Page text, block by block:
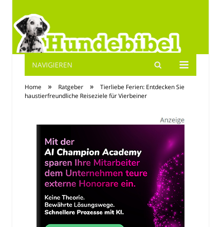
Hundebibel.de
NAVIGIEREN
Home » Ratgeber »
Tierliebe Ferien: Entdecken Sie
haustierfreundliche Reiseziele für Vierbeiner